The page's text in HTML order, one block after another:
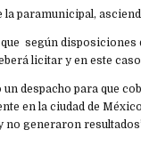
la paramunicipal,
según
licitar y en este
un despacho para que
en la ciudad de
no generaron